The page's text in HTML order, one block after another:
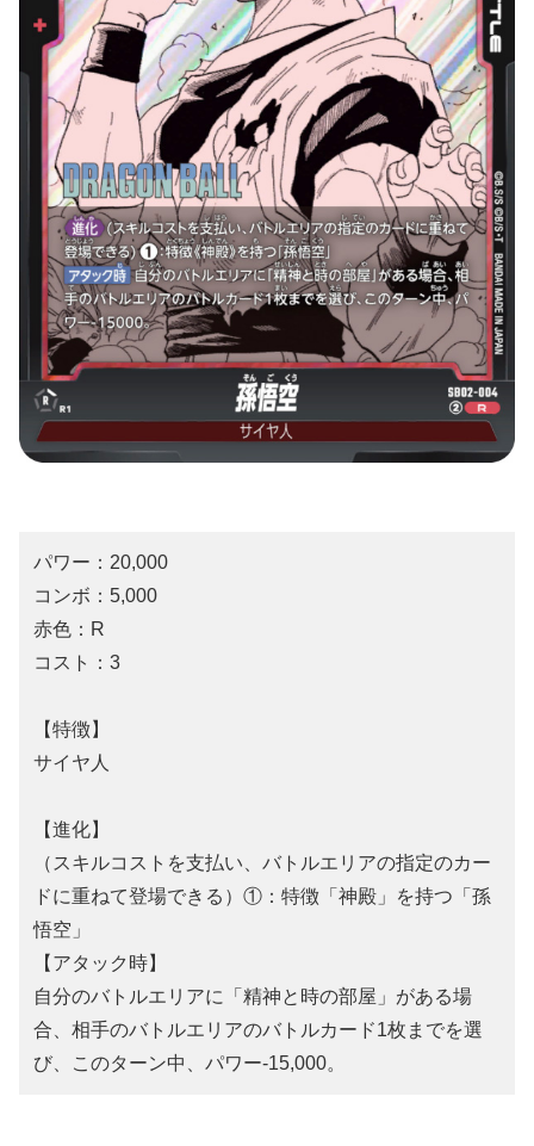
パワー：20,000
コンボ：5,000
赤色：R
コスト：3
【特徴】
サイヤ人
【進化】
（スキルコストを支払い、バトルエリアの指定のカー
ドに重ねて登場できる）①：特徴「神殿」を持つ「孫
悟空」
【アタック時】
自分のバトルエリアに「精神と時の部屋」がある場
合、相手のバトルエリアのバトルカード1枚までを選
び、このターン中、パワー-15,000。